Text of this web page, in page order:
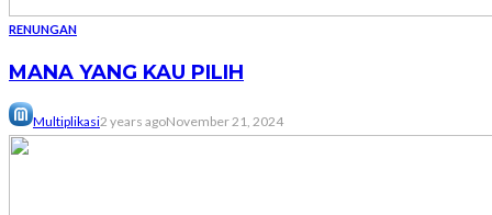
RENUNGAN
MANA YANG KAU PILIH
Multiplikasi2 years agoNovember 21, 2024